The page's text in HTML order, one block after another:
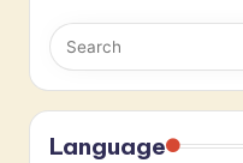
Language